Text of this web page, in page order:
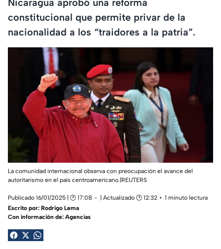
constitucional que permite privar de la
nacionalidad a los “traidores a la patria”.
La comunidad internacional observa con preocupación el avance del
autoritarismo en el país centroamericano.|REUTERS
Publicado 16/01/2025 | 🕑 17:08 | Actualizado 🕑 12:32
1 minuto lectura
Escrito por: Rodrigo Lema
Con información de: Agencias